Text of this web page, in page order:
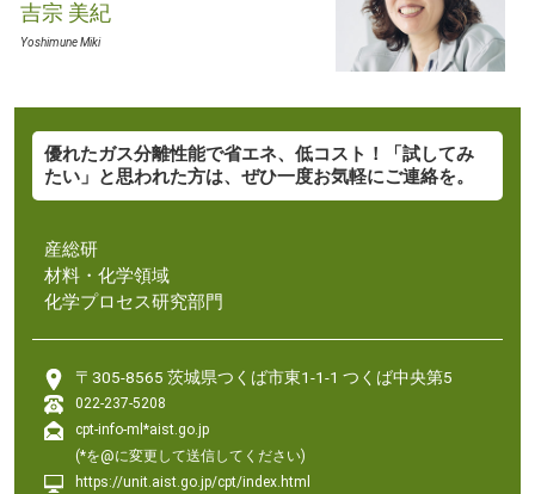
吉宗 美紀
Yoshimune Miki
優れたガス分離性能で省エネ、低コスト！「試してみ
たい」と思われた方は、ぜひ一度お気軽にご連絡を。
産総研
材料・化学領域
化学プロセス研究部門
〒305-8565 茨城県つくば市東1-1-1 つくば中央第5
022-237-5208
cpt-info-ml*aist.go.jp
(*を@に変更して送信してください)
https://unit.aist.go.jp/cpt/index.html